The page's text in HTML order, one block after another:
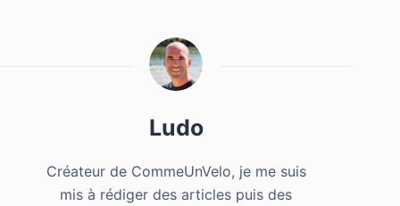
Ludo
Créateur de CommeUnVelo, je me suis
mis à rédiger des articles puis des